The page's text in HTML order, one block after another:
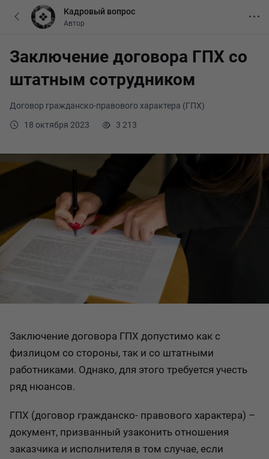
Договор гражданско-правового характера (ГПХ)
18 октября 2023
3 213
Заключение договора ГПХ со
штатным сотрудником
Заключение договора ГПХ допустимо как с
физлицом со стороны, так и со штатными
работниками. Однако, для этого требуется учесть
ряд нюансов.
ГПХ (договор гражданско- правового характера) –
документ, призванный узаконить отношения
заказчика и исполнителя в том случае, если
Кадровый вопрос
Автор